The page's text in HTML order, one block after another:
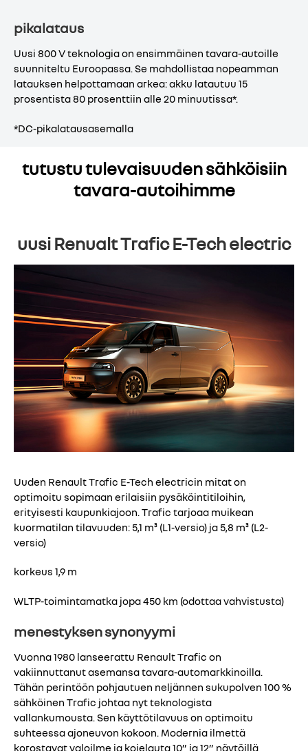
pikalataus
Uusi 800 V teknologia on ensimmäinen tavara-autoille
suunniteltu Euroopassa. Se mahdollistaa nopeamman
latauksen helpottamaan arkea: akku latautuu 15
prosentista 80 prosenttiin alle 20 minuutissa*.
*DC-pikalatausasemalla
tutustu tulevaisuuden sähköisiin
tavara-autoihimme
uusi Renualt Trafic E-Tech electric
Uuden Renault Trafic E-Tech electricin mitat on
optimoitu sopimaan erilaisiin pysäköintitiloihin,
erityisesti kaupunkiajoon. Trafic tarjoaa muikean
kuormatilan tilavuuden: 5,1 m³ (L1-versio) ja 5,8 m³ (L2-
versio)
korkeus 1,9 m
WLTP-toimintamatka jopa 450 km (odottaa vahvistusta)
menestyksen synonyymi
Vuonna 1980 lanseerattu Renault Trafic on
vakiinnuttanut asemansa tavara-automarkkinoilla.
Tähän perintöön pohjautuen neljännen sukupolven 100 %
sähköinen Trafic johtaa nyt teknologista
vallankumousta. Sen käyttötilavuus on optimoitu
suhteessa ajoneuvon kokoon. Modernia ilmettä
korostavat valoilme ja kojelauta 10” ja 12” näytöillä